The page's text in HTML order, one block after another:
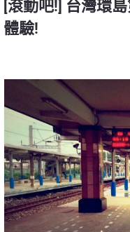
[滾動吧!] 台灣環
體驗!